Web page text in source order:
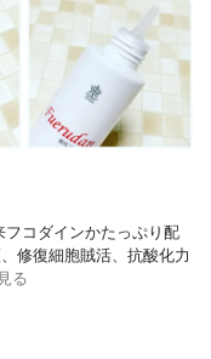
コダインかたっぷり配
修復細胞賊活、抗酸化力
る